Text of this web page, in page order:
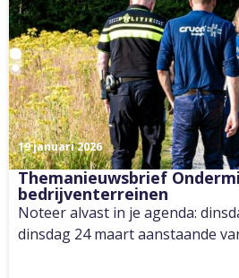
19 januari 2026
Themanieuwsbrief
bedrijventerreinen
Noteer alvast in je agenda:
dinsdag 24 maart aanstaande